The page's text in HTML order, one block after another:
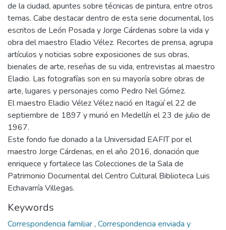
de la ciudad, apuntes sobre técnicas de pintura, entre otros
temas. Cabe destacar dentro de esta serie documental, los
escritos de León Posada y Jorge Cárdenas sobre la vida y
obra del maestro Eladio Vélez. Recortes de prensa, agrupa
artículos y noticias sobre exposiciones de sus obras,
bienales de arte, reseñas de su vida, entrevistas al maestro
Eladio. Las fotografías son en su mayoría sobre obras de
arte, lugares y personajes como Pedro Nel Gómez.
El maestro Eladio Vélez Vélez nació en Itagüí el 22 de
septiembre de 1897 y murió en Medellín el 23 de julio de
1967.
Este fondo fue donado a la Universidad EAFIT por el
maestro Jorge Cárdenas, en el año 2016, donación que
enriquece y fortalece las Colecciones de la Sala de
Patrimonio Documental del Centro Cultural Biblioteca Luis
Echavarría Villegas.
Keywords
Correspondencia familiar, Correspondencia enviada y